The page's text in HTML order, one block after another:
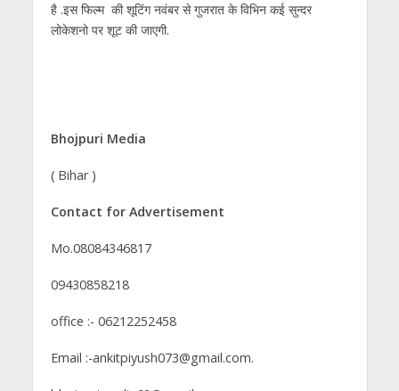
है .इस फिल्म की शूटिंग नवंबर से गुजरात के विभिन कई सुन्दर
लोकेशनो पर शूट की जाएगी.
Bhojpuri Media
( Bihar )
Contact for Advertisement
Mo.08084346817
09430858218
office :- 06212252458
Email :-ankitpiyush073@gmail.com.